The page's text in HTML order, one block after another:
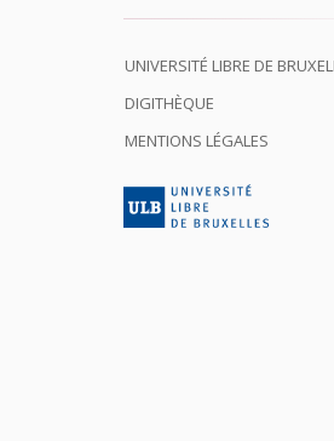
UNIVERSITÉ LIBRE DE
DIGITHÈQUE
MENTIONS LÉGALES